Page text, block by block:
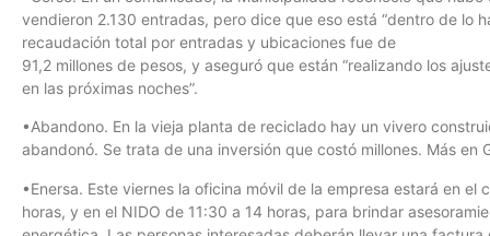
vendieron 2.130 entradas, pero dice que eso está “dentro de lo
recaudación total por entradas y ubicaciones fue de
91,2 millones de pesos, y aseguró que están “realizando los
en las próximas noches”.
•Abandono. En la vieja planta de reciclado hay un vivero
abandonó. Se trata de una inversión que costó millones. Más en
•Enersa. Este viernes la oficina móvil de la empresa estará en
horas, y en el NIDO de 11:30 a 14 horas, para brindar